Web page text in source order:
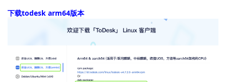
下载todesk arm64版本